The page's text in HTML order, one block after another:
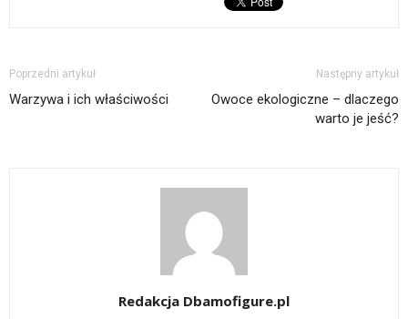
Poprzedni artykuł
Warzywa i ich właściwości
Następny artykuł
Owoce ekologiczne – dlaczego
warto je jeść?
Redakcja Dbamofigure.pl